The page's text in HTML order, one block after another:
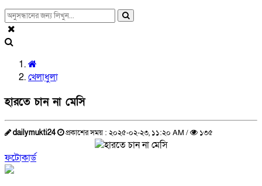
খেলাধুলা
হারতে চান না মেসি
dailymukti24 প্রকাশের সময় : ২০২৫-০২-২৩, ১১:২০ AM / ১৩৫
ফটোকার্ড